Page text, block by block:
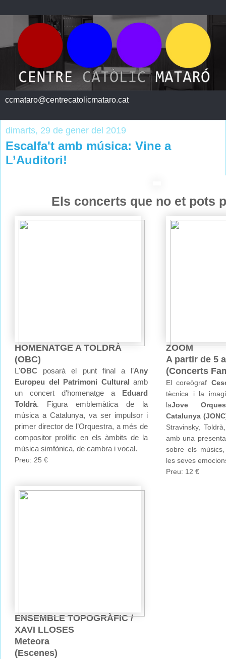
ccmataro@centrecatolicmataro.cat
dimarts, 29 de gener del 2019
Escalfa't amb música: Vine a
L’Auditori!
Els concerts que no et pots
HOMENATGE A TOLDRÀ
(OBC)
L'OBC posarà el punt final a l’Any
Europeu del Patrimoni Cultural amb
un concert d'homenatge a Eduard
Toldrà. Figura emblemàtica de la
música a Catalunya, va ser impulsor i
primer director de l’Orquestra, a més de
compositor prolífic en els àmbits de la
música simfònica, de cambra i vocal.
Preu: 25 €
ZOOM
A partir de 5
(Concerts
El coreògraf
tècnica i la
laJove
Catalunya
Stravinsky,
amb una
sobre els
les seves
Preu: 12 €
ENSEMBLE TOPOGRÀFIC /
XAVI LLOSES
Meteora
(Escenes)